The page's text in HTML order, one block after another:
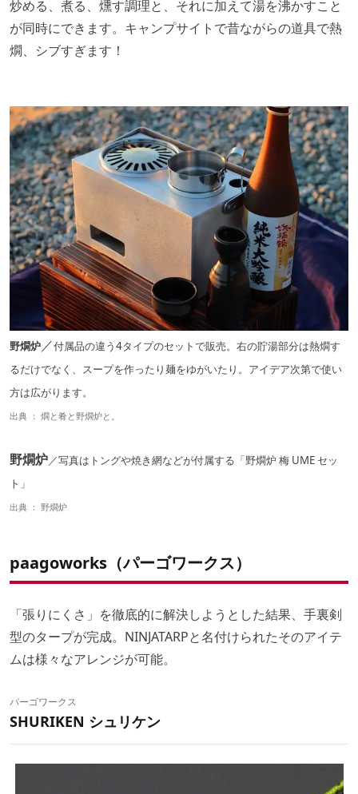
炒める、煮る、燻す調理と、それに加えて湯を沸かすこと
が同時にできます。キャンプサイトで昔ながらの道具で熱
燗、シブすぎます！
野燗炉／付属品の違う4タイプのセットで販売。右の貯湯部分は熱燗す
るだけでなく、スープを作ったり麺をゆがいたり。アイデア次第で使い
方は広がります。
出典 ： 燗と肴と野燗炉と。
野燗炉／写真はトングや焼き網などが付属する「野燗炉 梅 UME セッ
ト」
出典 ： 野燗炉
paagoworks（パーゴワークス）
「張りにくさ」を徹底的に解決しようとした結果、手裏剣
型のタープが完成。NINJATARPと名付けられたそのアイテ
ムは様々なアレンジが可能。
パーゴワークス
SHURIKEN シュリケン